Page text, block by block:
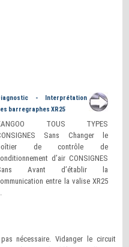
- Interprétation
barregraphes XR25
TOUS TYPES
Sans Changer le
de contrôle de
d’air CONSIGNES
Avant d’établir la
entre la valise XR25
pas nécessaire. Vidanger le circuit